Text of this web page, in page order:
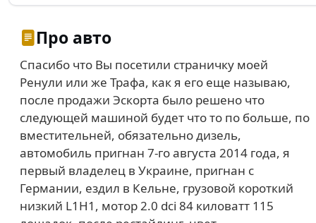
Про авто
Спасибо что Вы посетили страничку моей
Ренули или же Трафа, как я его еще называю,
после продажи Эскорта было решено что
следующей машиной будет что то по больше, по
вместительней, обязательно дизель,
автомобиль пригнан 7-го августа 2014 года, я
первый владелец в Украине, пригнан с
Германии, ездил в Кельне, грузовой короткий
низкий L1H1, мотор 2.0 dci 84 киловатт 115